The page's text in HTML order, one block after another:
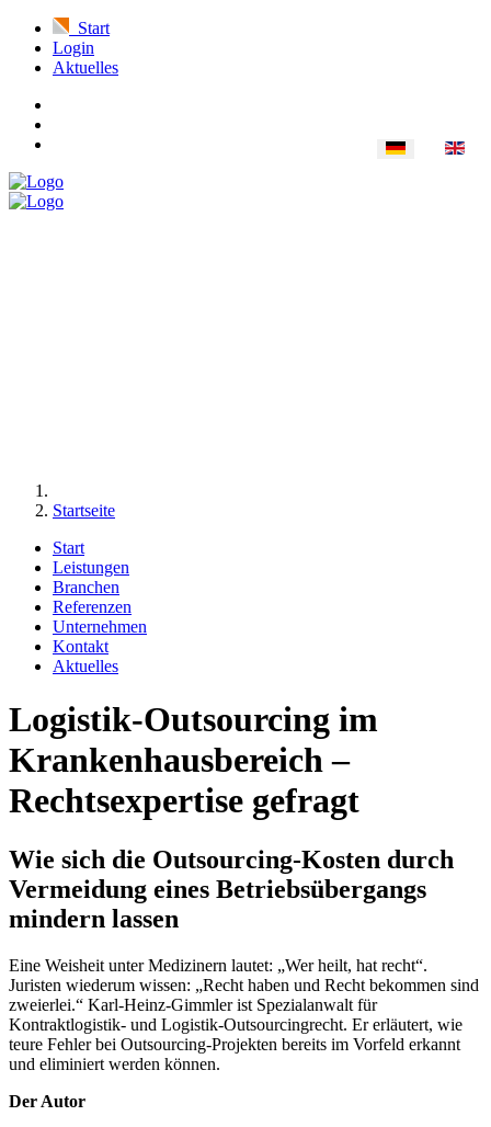
Start
Login
Aktuelles
Startseite
Start
Leistungen
Branchen
Referenzen
Unternehmen
Kontakt
Aktuelles
Logistik-Outsourcing im
Krankenhausbereich –
Rechtsexpertise gefragt
Wie sich die Outsourcing-Kosten durch
Vermeidung eines Betriebsübergangs
mindern lassen
Eine Weisheit unter Medizinern lautet: „Wer heilt, hat recht“.
Juristen wiederum wissen: „Recht haben und Recht bekommen sind
zweierlei.“ Karl-Heinz-Gimmler ist Spezialanwalt für
Kontraktlogistik- und Logistik-Outsourcingrecht. Er erläutert, wie
teure Fehler bei Outsourcing-Projekten bereits im Vorfeld erkannt
und eliminiert werden können.
Der Autor